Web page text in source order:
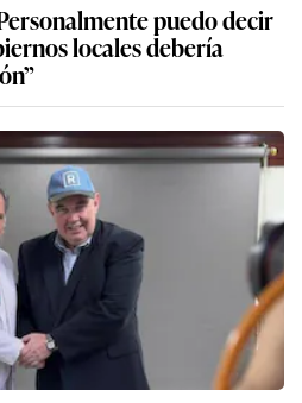
puedo decir
locales debería